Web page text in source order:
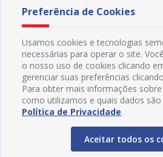
Preferência de Cookies
Usamos cookies e tecnologias
necessárias para operar o site.
o nosso uso de cookies clicando
gerenciar suas preferências
Para obter mais informações
como utilizamos e quais dados
Política de Privacidade.
Aceitar todos os